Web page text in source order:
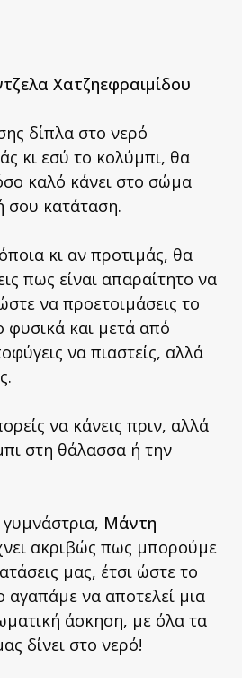
Χατζηεφραιμίδου
δίπλα στο νερό
κι εσύ το κολύμπι, θα
καλό κάνει στο σώμα
σου κατάταση.
κι αν προτιμάς, θα
πως είναι απαραίτητο να
να προετοιμάσεις το
φυσικά και μετά από
να πιαστείς, αλλά
να κάνεις πριν, αλλά
στη θάλασσα ή την
Μάντη
ακριβώς πως μπορούμε
μας, έτσι ώστε το
αγαπάμε να αποτελεί μια
άσκηση, με όλα τα
δίνει στο νερό!